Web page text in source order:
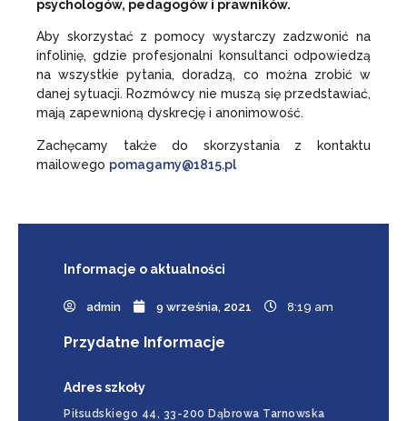
psychologów, pedagogów i prawników.
Aby skorzystać z pomocy wystarczy zadzwonić na
infolinię, gdzie profesjonalni konsultanci odpowiedzą
na wszystkie pytania, doradzą, co można zrobić w
danej sytuacji. Rozmówcy nie muszą się przedstawiać,
mają zapewnioną dyskrecję i anonimowość.
Zachęcamy także do skorzystania z kontaktu
mailowego pomagamy@1815.pl
Informacje o aktualności
admin 9 września, 2021 8:19 am
Przydatne Informacje
Adres szkoły
Piłsudskiego 44, 33-200 Dąbrowa Tarnowska